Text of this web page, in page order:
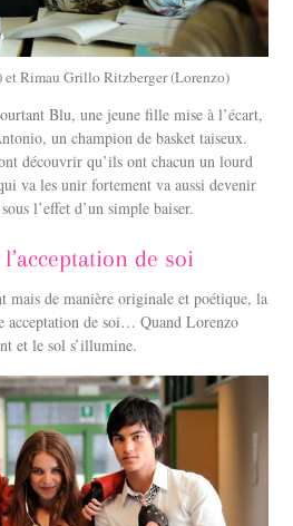
Rimau Grillo Ritzberger (Lorenzo)
Blu, une jeune fille mise à l’écart,
un champion de basket taiseux.
découvrir qu’ils ont chacun un lourd
va les unir fortement va aussi devenir
l’effet d’un simple baiser.
de soi
mais de manière originale et poétique, la
de soi… Quand Lorenzo
et le sol s’illumine.